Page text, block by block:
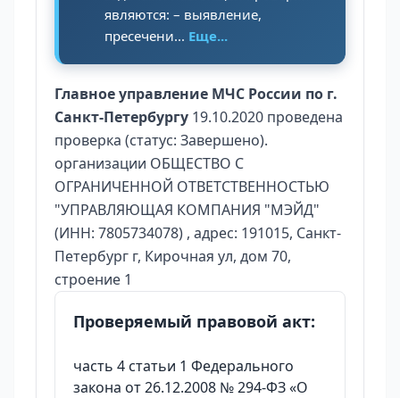
являются: – выявление,
пресечени... Еще...
Главное управление МЧС России по г.
Санкт-Петербургу 19.10.2020 проведена
проверка (статус: Завершено).
организации ОБЩЕСТВО С
ОГРАНИЧЕННОЙ ОТВЕТСТВЕННОСТЬЮ
"УПРАВЛЯЮЩАЯ КОМПАНИЯ "МЭЙД"
(ИНН: 7805734078) , адрес: 191015, Санкт-
Петербург г, Кирочная ул, дом 70,
строение 1
Проверяемый правовой акт:
часть 4 статьи 1 Федерального
закона от 26.12.2008 № 294-ФЗ «О